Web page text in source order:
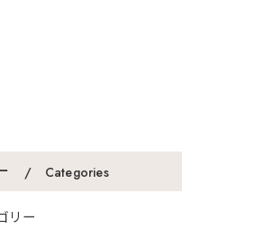
Categories
リー